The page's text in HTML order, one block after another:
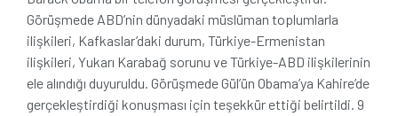
Görüşmede ABD’nin dünyadaki müslüman toplumlarla
ilişkileri, Kafkaslar’daki durum, Türkiye-Ermenistan
ilişkileri, Yukarı Karabağ sorunu ve Türkiye-ABD ilişkilerinin
ele alındığı duyuruldu. Görüşmede Gül’ün Obama’ya Kahire’de
gerçekleştirdiği konuşması için teşekkür ettiği belirtildi. 9